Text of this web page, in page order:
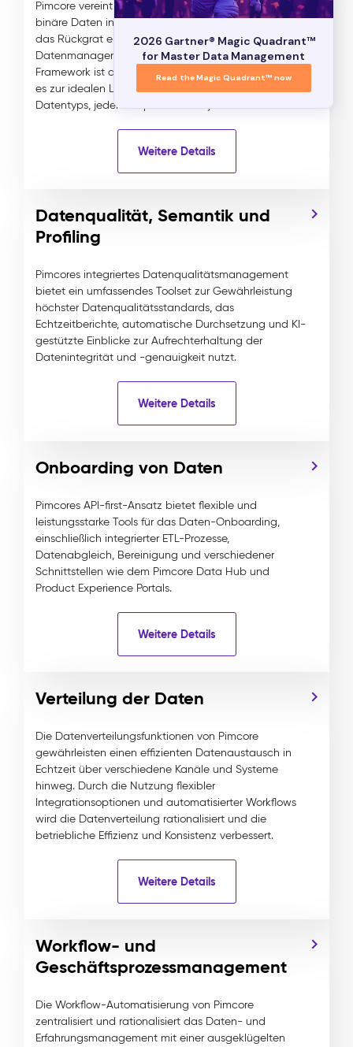
Pimcore vereint strukturierte, unstrukturierte und
binäre Daten in anpassbaren Modellen und bildet so
das Rückgrat einer intelligenten
Datenmanagementstrategie. Dieses leistungsstarke
Framework ist das Herzstück von Pimcore und macht
es zur idealen Lösung für die Verwaltung jedes
Datentyps, jeder Komplexität und jedes Volumens.
Weitere Details
Datenqualität, Semantik und
Profiling
Pimcores integriertes Datenqualitätsmanagement
bietet ein umfassendes Toolset zur Gewährleistung
höchster Datenqualitätsstandards, das
Echtzeitberichte, automatische Durchsetzung und KI-
gestützte Einblicke zur Aufrechterhaltung der
Datenintegrität und -genauigkeit nutzt.
Weitere Details
Onboarding von Daten
Pimcores API-first-Ansatz bietet flexible und
leistungsstarke Tools für das Daten-Onboarding,
einschließlich integrierter ETL-Prozesse,
Datenabgleich, Bereinigung und verschiedener
Schnittstellen wie dem Pimcore Data Hub und
Product Experience Portals.
Weitere Details
Verteilung der Daten
Die Datenverteilungsfunktionen von Pimcore
gewährleisten einen effizienten Datenaustausch in
Echtzeit über verschiedene Kanäle und Systeme
hinweg. Durch die Nutzung flexibler
Integrationsoptionen und automatisierter Workflows
wird die Datenverteilung rationalisiert und die
betriebliche Effizienz und Konsistenz verbessert.
Weitere Details
Workflow- und
Geschäftsprozessmanagement
Die Workflow-Automatisierung von Pimcore
zentralisiert und rationalisiert das Daten- und
Erfahrungsmanagement mit einer ausgeklügelten
2026 Gartner® Magic Quadrant™
for Master Data Management
Read the Magic Quadrant™ now